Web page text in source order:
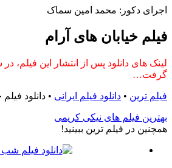
اجرای دکور: محمد امین سماک
فیلم خیابان های آرام
لینک های دانلود پس از انتشار این فیلم،
گرفت…
فیلم ترین • دانلود فیلم ایرانی • دانلود
بهترین فیلم های نیکی کریمی
همچنين در فيلم ترين ببينيد!